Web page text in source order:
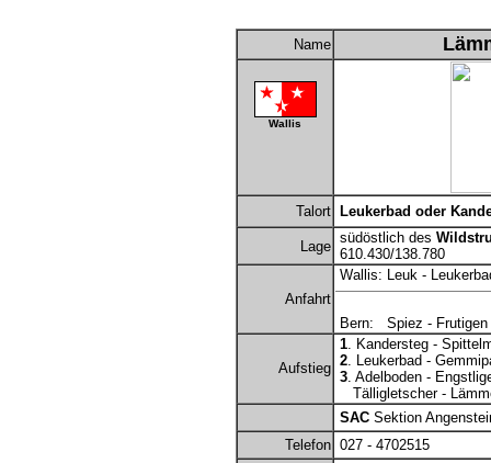
Name
Wallis
Talort Leukerbad oder
Lage
südöstlich des
610.430/138.780
Anfahrt
Wallis: Leuk -
Bern: Spiez - Frutigen
Aufstieg
1. Kandersteg -
2. Leukerbad -
3. Adelboden -
Tälligletscher -
SAC Sektion
Telefon 027 - 4702515